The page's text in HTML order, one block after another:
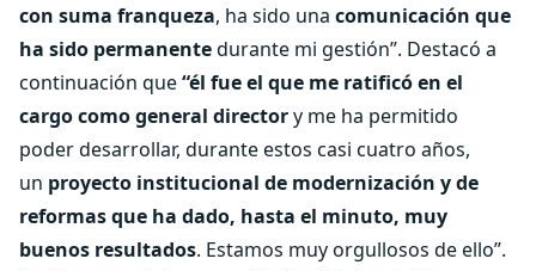
con suma franqueza, ha sido una comunicación que
ha sido permanentedurante mi gestión”. Destacó a
continuación que“él fue el que me ratificó en el
cargo como general directory me ha permitido
poder desarrollar, durante estos casi cuatro años,
un proyecto institucional de modernización y de
reformas que ha dado, hasta el minuto, muy
buenos resultados. Estamos muy orgullosos de ello”.